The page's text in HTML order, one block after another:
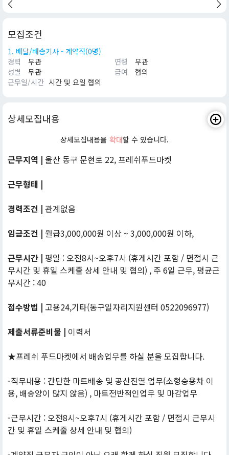
모집조건
1. 배달/배송기사 - 계약직(0명)
경력
무관 연령
무관
성별
무관 급여
협의
근무일/시간 시간 및 요일 협의
상세모집내용
상세모집내용을 확대할 수 있습니다.
근무지역 | 울산 동구 문현로 22, 프레쉬푸드마켓
근무형태 |
경력조건 | 관계없음
임금조건 | 월급3,000,000원 이상 ~ 3,000,000원 이하,
근무시간 | 평일 : 오전8시~오후7시 (휴게시간 포함 / 면접시 근
무시간 및 휴일 스케줄 상세 안내 및 협의) , 주 6일 근무, 평균근
무시간 : 40
접수방법 | 고용24,기타(동구일자리지원센터 0522096977)
제출서류준비물 | 이력서
★프레쉬 푸드마켓에서 배송업무를 하실 분을 모집합니다.
-직무내용 : 간단한 마트배송 및 공산진열 업무(소형승용차 이
용, 배송양이 많지 않음) , 마트전반적인업무 및 마감업무
-근무시간 : 오전8시~오후7시 (휴게시간 포함 / 면접시 근무시
간 및 휴일 스케줄 상세 안내 및 협의)